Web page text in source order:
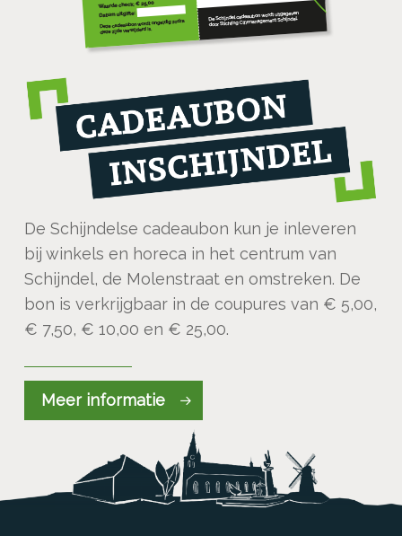
De Schijndelse cadeaubon kun je inleveren
bij winkels en horeca in het centrum van
Schijndel, de Molenstraat en omstreken. De
bon is verkrijgbaar in de coupures van € 5,00,
€ 7,50, € 10,00 en € 25,00.
Meer informatie